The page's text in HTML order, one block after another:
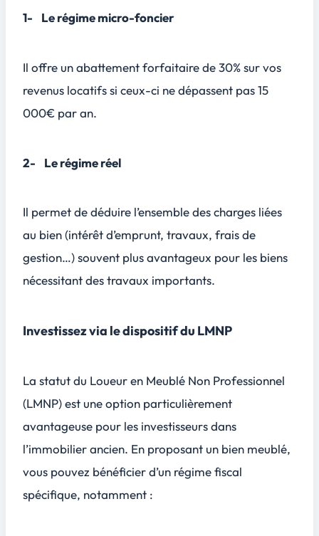
1- Le régime micro-foncier
Il offre un abattement forfaitaire de 30% sur vos
revenus locatifs si ceux-ci ne dépassent pas 15
000€ par an.
2- Le régime réel
Il permet de déduire l’ensemble des charges liées
au bien (intérêt d’emprunt, travaux, frais de
gestion…) souvent plus avantageux pour les biens
nécessitant des travaux importants.
Investissez via le dispositif du LMNP
La statut du Loueur en Meublé Non Professionnel
(LMNP) est une option particulièrement
avantageuse pour les investisseurs dans
l’immobilier ancien. En proposant un bien meublé,
vous pouvez bénéficier d’un régime fiscal
spécifique, notamment :